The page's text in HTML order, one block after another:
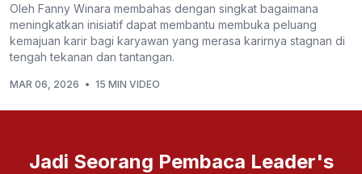
Oleh Fanny Winara membahas dengan singkat bagaimana
meningkatkan inisiatif dapat membantu membuka peluang
kemajuan karir bagi karyawan yang merasa karirnya stagnan di
tengah tekanan dan tantangan.
MAR 06, 2026 • 15 MIN VIDEO
Jadi Seorang Pembaca Leader's